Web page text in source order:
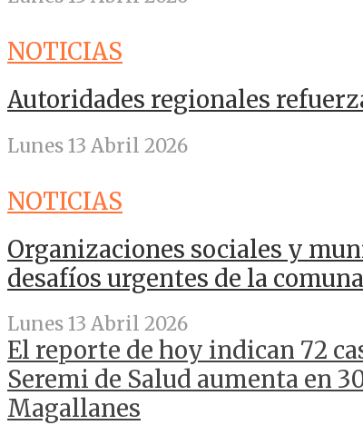
NOTICIAS
Autoridades regionales
Lunes 13 Abril 2026
NOTICIAS
Organizaciones sociales y
desafíos urgentes de la comuna
Lunes 13 Abril 2026
El reporte de hoy indican 72
Seremi de Salud aumenta en
Magallanes